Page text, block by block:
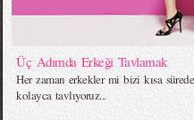
Üç Adımda Erkeği Tavlamak
Her zaman erkekler mi bizi kısa
kolayca tavlıyoruz...